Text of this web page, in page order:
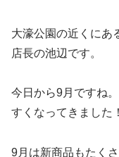
大濠公園の近くにあ
店長の池辺です。
今日から9月ですね
すくなってきました！
9月は新商品もたく